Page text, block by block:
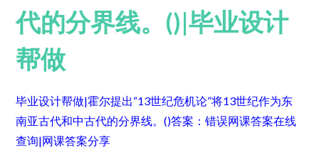
代的分界线。()|毕业设计
帮做
毕业设计帮做|霍尔提出“13世纪危机论”将13世纪作为东
南亚古代和中古代的分界线。()答案：错误网课答案在线
查询|网课答案分享